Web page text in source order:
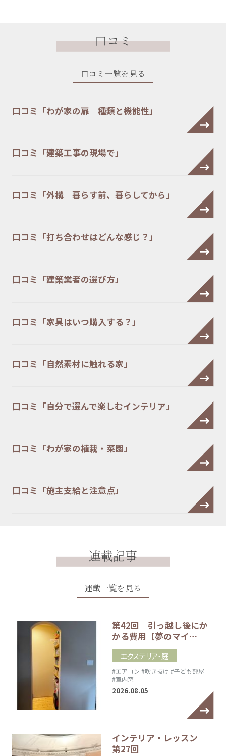
口コミ
口コミ一覧を見る
口コミ「わが家の扉 種類と機能性」
口コミ「建築工事の現場で」
口コミ「外構 暮らす前、暮らしてから」
口コミ「打ち合わせはどんな感じ？」
口コミ「建築業者の選び方」
口コミ「家具はいつ購入する？」
口コミ「自然素材に触れる家」
口コミ「自分で選んで楽しむインテリア」
口コミ「わが家の植栽・菜園」
口コミ「施主支給と注意点」
連載記事
連載一覧を見る
第42回 引っ越し後にか
かる費用【夢のマイ…
エクステリア・庭
#エアコン #吹き抜け #子ども部屋
#室内窓
2026.08.05
インテリア・レッスン
第27回